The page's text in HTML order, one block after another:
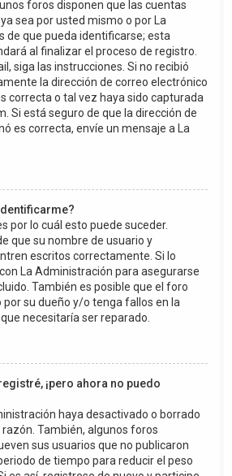
foros disponen que las cuentas
sea por usted mismo o por La
de que pueda identificarse; esta
al finalizar el proceso de registro.
siga las instrucciones. Si no recibió
la dirección de correo electrónico
correcta o tal vez haya sido capturada
Si está seguro de que la dirección de
es correcta, envíe un mensaje a La
por lo cuál esto puede suceder.
que su nombre de usuario y
escritos correctamente. Si lo
La Administración para asegurarse
También es posible que el foro
su dueño y/o tenga fallos en la
necesitaría ser reparado.
¡pero ahora no puedo
haya desactivado o borrado
También, algunos foros
sus usuarios que no publicaron
de tiempo para reducir el peso